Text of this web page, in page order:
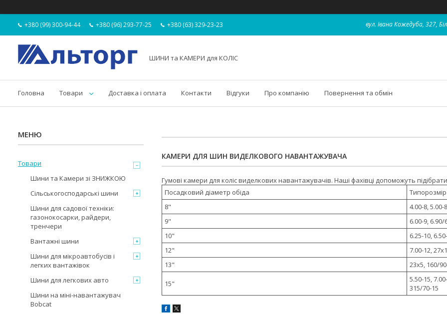
+380 (99) 300-94-44 +380 (96) 293-77-25 +380 (63) 329-23-23 вул. Івана Кожедуба, 327,
ШИНИ та КАМЕРИ для КОЛІС
Головна Товари Доставка і оплата Контакти Відгуки Про компанію Повернення та обмін
КАМЕРИ ДЛЯ ШИН ВИДЕЛКОВОГО НАВАНТАЖУВАЧА
Гумові камери для коліс виделкових навантажувачів. Наші фахівці допоможуть
Посадковий діаметр обіда
8"
4.00-8, 5.00-
9"
6.00-9, 6.90/
10"
6.25-10,
12"
7.00-12,
13"
23x5, 160/
15"
5.50-15,
315/70-15
Товари
Шини та Камери зі ЗНИЖКОЮ
Сільськогосподарські шини
Шини для садової техніки:
газонокосарки, райдери,
тренчери
Вантажні шини
Шини для мікроавтобусів і
легких вантажівок
Шини для легкових авто
Шини на міні-навантажувач
Bobcat